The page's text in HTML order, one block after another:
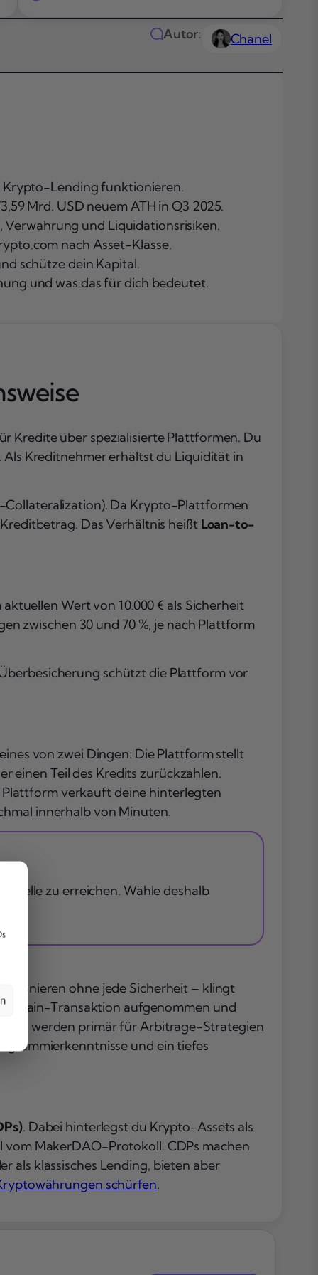
Autor: Chanel
Krypto-Lending funktionieren.
Mrd. USD neuem ATH in Q3 2025.
Verwahrung und Liquidationsrisiken.
nach Asset-Klasse.
schütze dein Kapital.
und was das für dich bedeutet.
Kredite über spezialisierte Plattformen. Du
Als Kreditnehmer erhältst du Liquidität in
Collateralization). Da Krypto-Plattformen
Das Verhältnis heißt Loan-to-
Wert von 10.000 € als Sicherheit
zwischen 30 und 70 %, je nach Plattform
schützt die Plattform vor
von zwei Dingen: Die Plattform stellt
einen Teil des Kredits zurückzahlen.
Plattform verkauft deine hinterlegten
innerhalb von Minuten.
zu erreichen. Wähle deshalb
ohne jede Sicherheit – klingt
Transaktion aufgenommen und
werden primär für Arbitrage-Strategien
und ein tiefes
. Dabei hinterlegst du Krypto-Assets als
MakerDAO-Protokoll. CDPs machen
als klassisches Lending, bieten aber
schürfen.
Lending: Der
große
und
Risiken beim
Häufig
Fragen